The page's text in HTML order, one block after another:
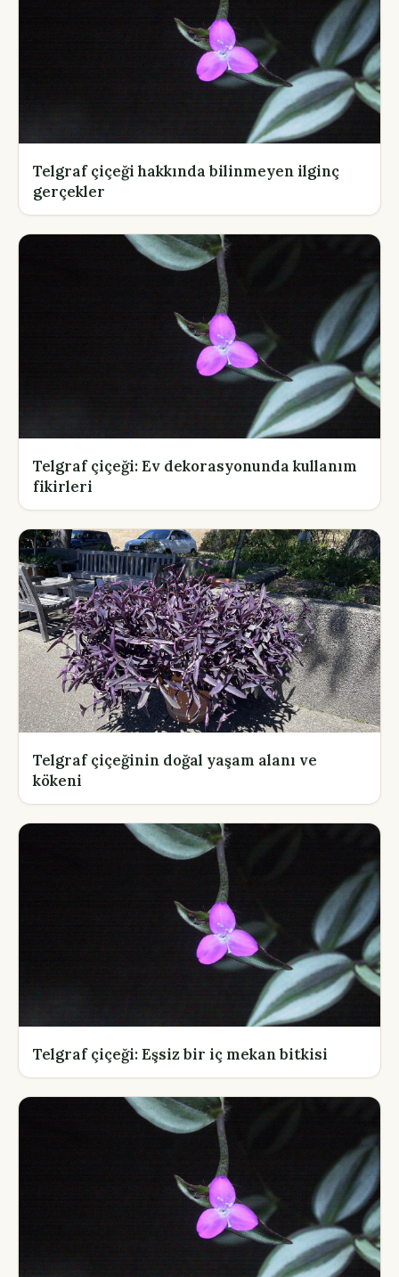
Telgraf çiçeği hakkında bilinmeyen ilginç
gerçekler
Telgraf çiçeği: Ev dekorasyonunda kullanım
fikirleri
Telgraf çiçeğinin doğal yaşam alanı ve
kökeni
Telgraf çiçeği: Eşsiz bir iç mekan bitkisi